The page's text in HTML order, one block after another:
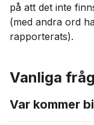
på att det inte
(med andra ord
rapporterats).
Vanliga
Var kommer